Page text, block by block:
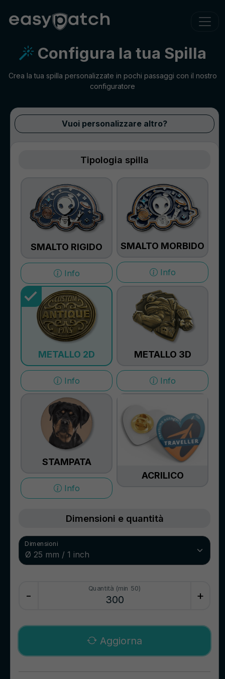
Configura la tua Spilla
Crea la tua spilla personalizzate in pochi passaggi con il nostro
configuratore
Vuoi personalizzare altro?
Tipologia spilla
SMALTO RIGIDO
Info
SMALTO MORBIDO
Info
METALLO 2D
Info
METALLO 3D
Info
STAMPATA
Info
ACRILICO
Dimensioni e quantità
Dimensioni
Quantità (min 50)
- +
Aggiorna